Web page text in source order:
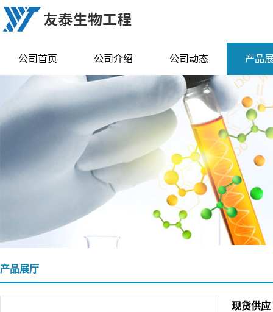
公司首页 公司介绍 公司动态 产品
产品展厅
现货供应